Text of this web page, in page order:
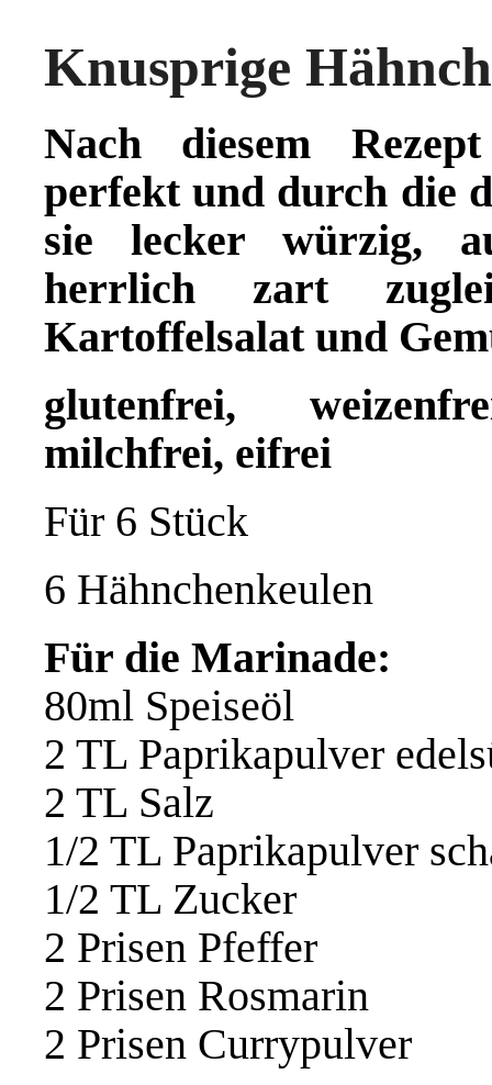
Knusprige
Nach diesem
perfekt und durch die
sie lecker würzig,
herrlich zart
Kartoffelsalat und
glutenfrei,
milchfrei, eifrei
Für 6 Stück
6 Hähnchenkeulen
Für die Marinade:
80ml Speiseöl
2 TL Paprikapulver
2 TL Salz
1/2 TL Paprikapulver
1/2 TL Zucker
2 Prisen Pfeffer
2 Prisen Rosmarin
2 Prisen Currypulver